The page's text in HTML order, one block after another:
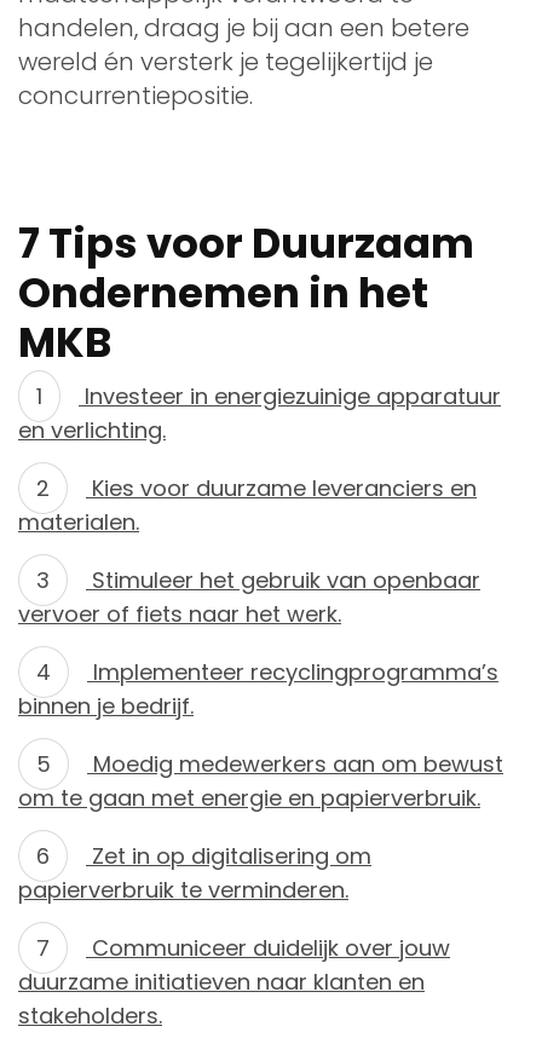
handelen, draag je bij aan een betere
wereld én versterk je tegelijkertijd je
concurrentiepositie.
7 Tips voor Duurzaam
Ondernemen in het
MKB
Investeer in energiezuinige apparatuur
en verlichting.
Kies voor duurzame leveranciers en
materialen.
Stimuleer het gebruik van openbaar
vervoer of fiets naar het werk.
Implementeer recyclingprogramma’s
binnen je bedrijf.
Moedig medewerkers aan om bewust
om te gaan met energie en papierverbruik.
Zet in op digitalisering om
papierverbruik te verminderen.
Communiceer duidelijk over jouw
duurzame initiatieven naar klanten en
stakeholders.